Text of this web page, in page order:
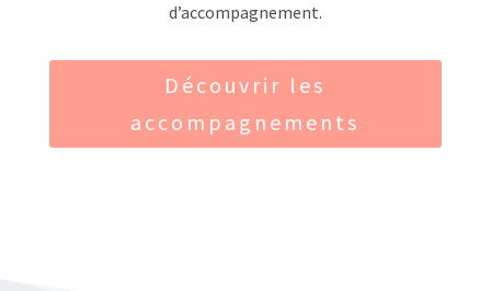
d’accompagnement.
Découvrir les
accompagnements